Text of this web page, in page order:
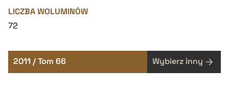
LICZBA WOLUMINÓW
72
2011 / Tom 66 Wybierz inny